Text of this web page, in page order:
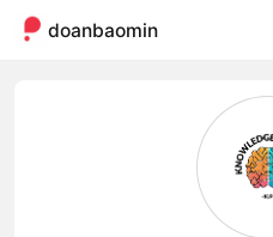
doanbaominh